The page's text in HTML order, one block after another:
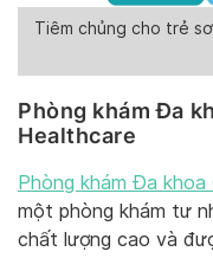
Tiêm chủng cho trẻ
Phòng khám Đa
Healthcare
Phòng khám Đa
một phòng khám tư
chất lượng cao và